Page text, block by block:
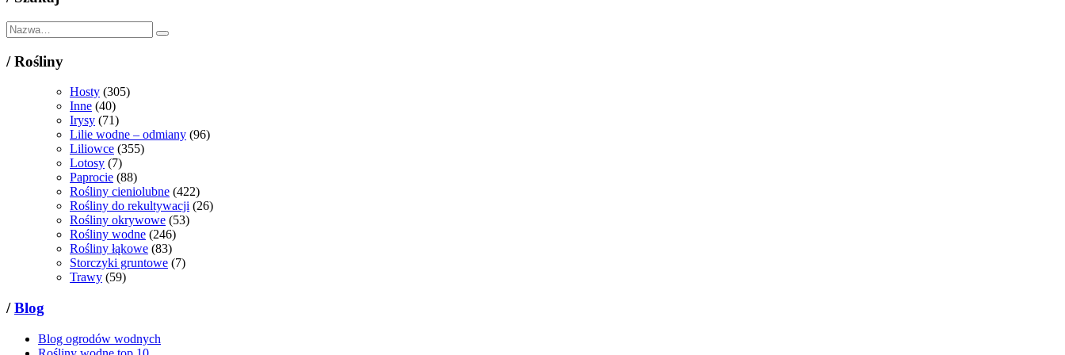
/Rośliny
Hosty (305)
Inne (40)
Irysy (71)
Lilie wodne – odmiany (96)
Liliowce (355)
Lotosy (7)
Paprocie (88)
Rośliny cieniolubne (422)
Rośliny do rekultywacji (26)
Rośliny okrywowe (53)
Rośliny wodne (246)
Rośliny łąkowe (83)
Storczyki gruntowe (7)
Trawy (59)
/Blog
Blog ogrodów wodnych